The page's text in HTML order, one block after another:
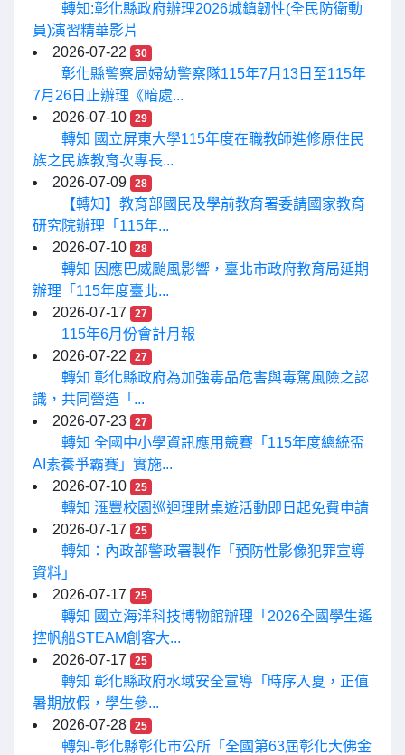
轉知:彰化縣政府辦理2026城鎮韌性(全民防衛動
員)演習精華影片
2026-07-22
30
彰化縣警察局婦幼警察隊115年7月13日至115年
7月26日止辦理《暗處...
2026-07-10
29
轉知 國立屏東大學115年度在職教師進修原住民
族之民族教育次專長...
2026-07-09
28
【轉知】教育部國民及學前教育署委請國家教育
研究院辦理「115年...
2026-07-10
28
轉知 因應巴威颱風影響，臺北市政府教育局延期
辦理「115年度臺北...
2026-07-17
27
115年6月份會計月報
2026-07-22
27
轉知 彰化縣政府為加強毒品危害與毒駕風險之認
識，共同營造「...
2026-07-23
27
轉知 全國中小學資訊應用競賽「115年度總統盃
AI素養爭霸賽」實施...
2026-07-10
25
轉知 滙豐校園巡迴理財桌遊活動即日起免費申請
2026-07-17
25
轉知：內政部警政署製作「預防性影像犯罪宣導
資料」
2026-07-17
25
轉知 國立海洋科技博物館辦理「2026全國學生遙
控帆船STEAM創客大...
2026-07-17
25
轉知 彰化縣政府水域安全宣導「時序入夏，正值
暑期放假，學生參...
2026-07-28
25
轉知-彰化縣彰化市公所「全國第63屆彰化大佛金